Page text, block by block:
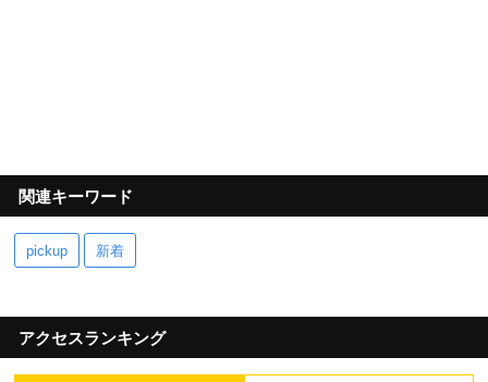
関連キーワード
pickup 新着
アクセスランキング